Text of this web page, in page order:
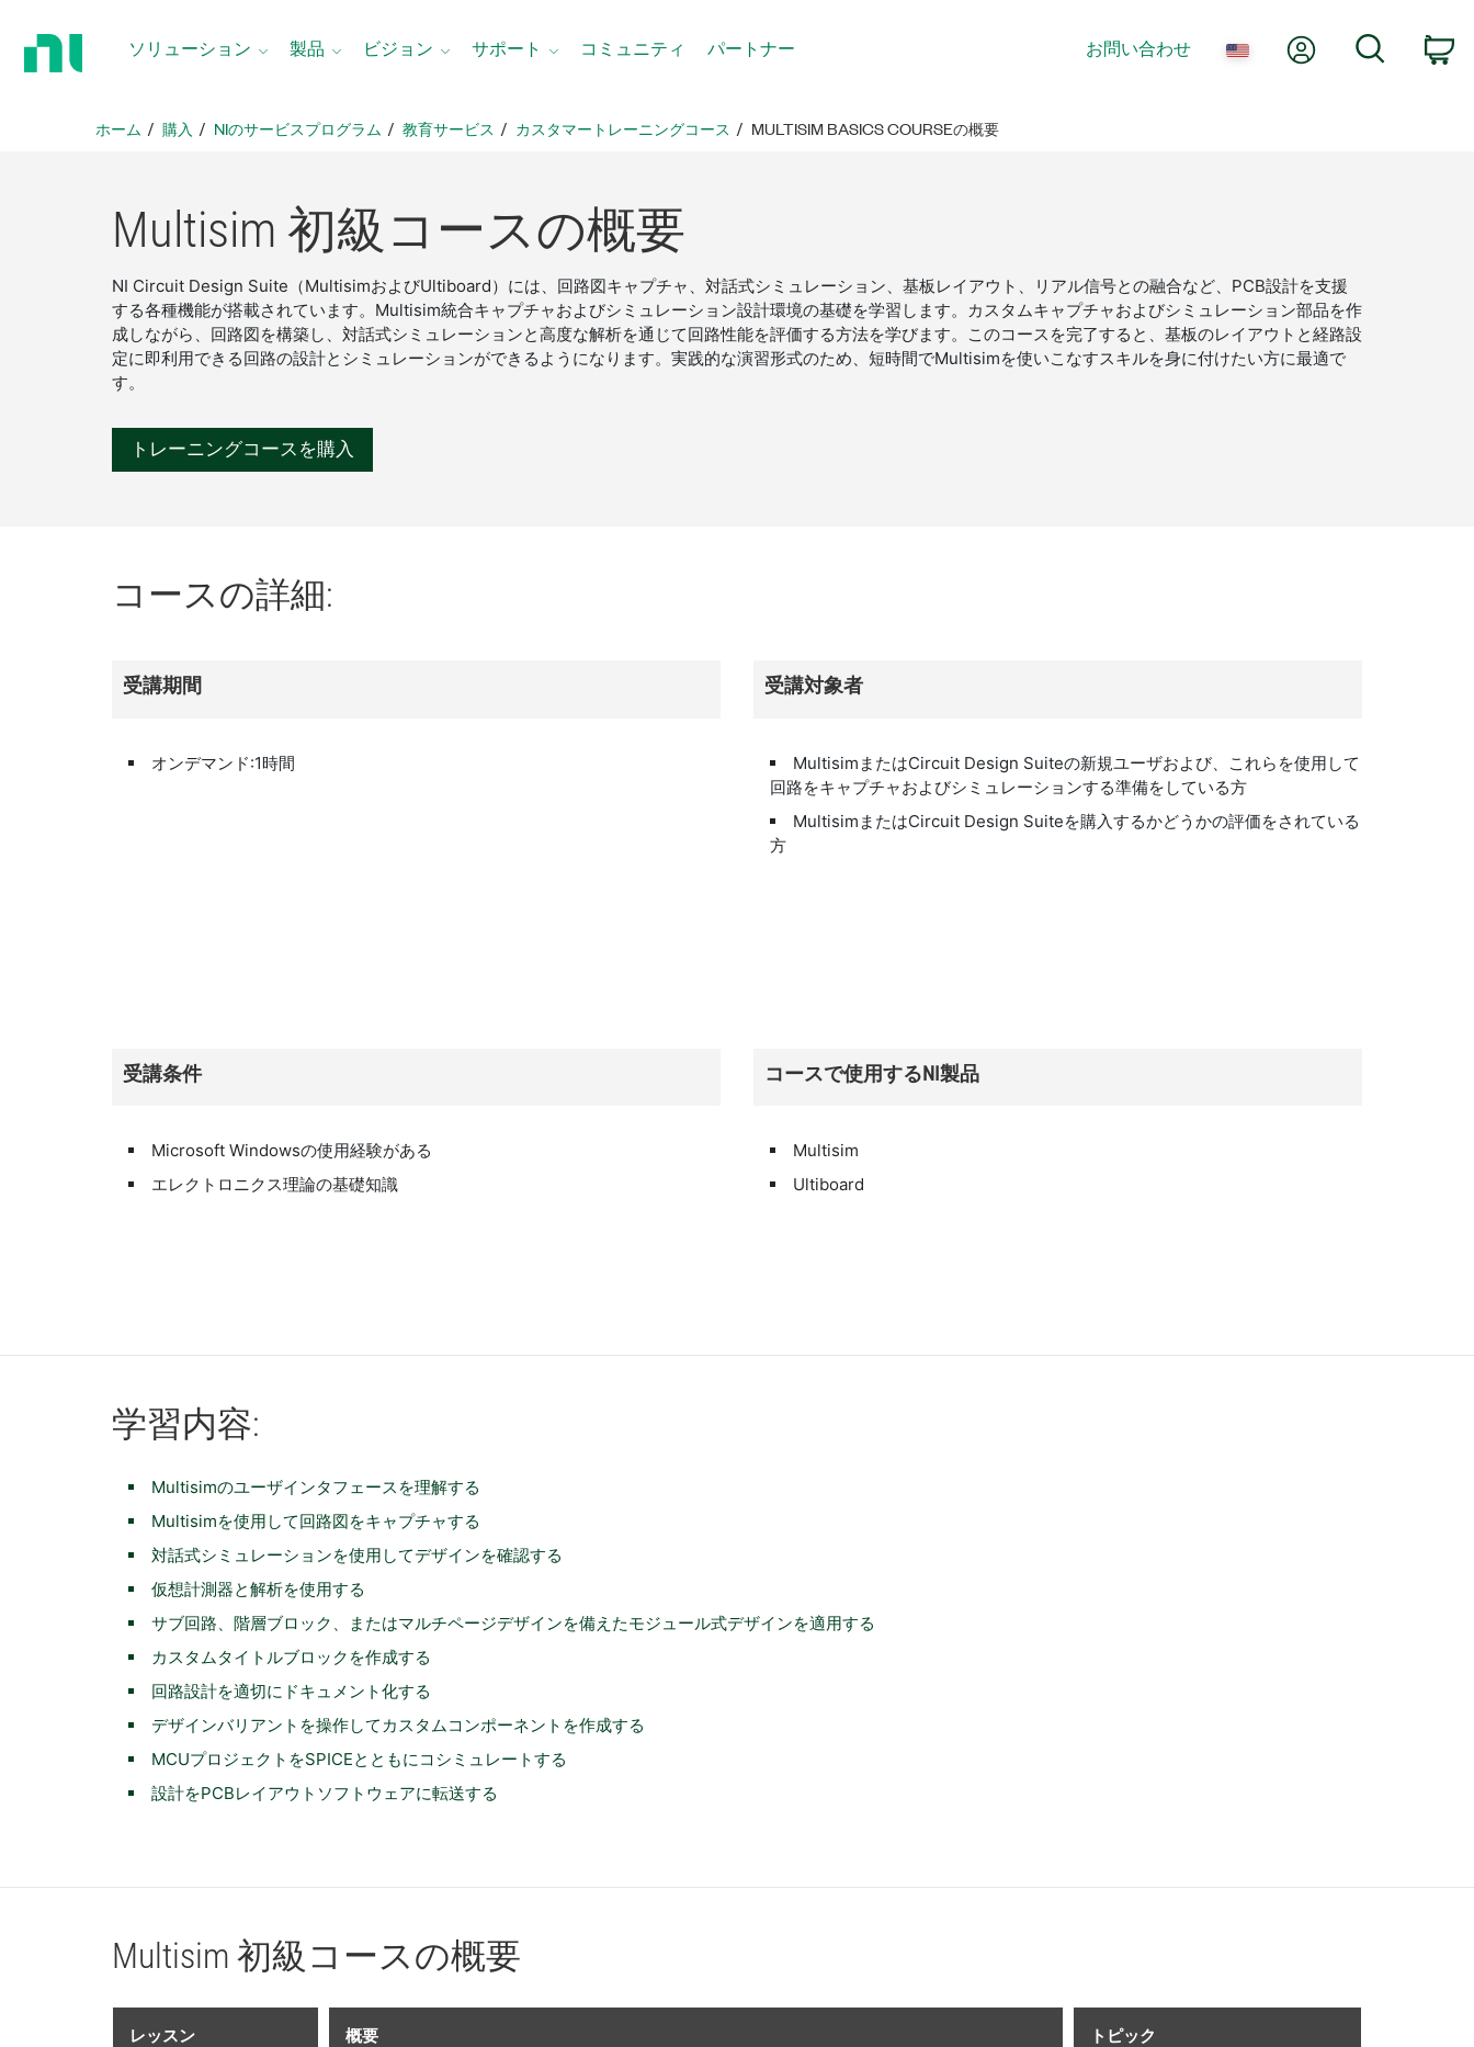
ソリューション 製品 ビジョン サポート コミュニティ パートナー お問い合わせ Myアカウント
ホーム 購入 NIのサービスプログラム 教育サービス カスタマートレーニングコース MULTISIM BASICS COURSEの概要
Multisim 初級 コースの概要
NI Circuit Design Suite（MultisimおよびUltiboard）には、回路図キャプチャ、対話式シミュレーション、基板レイアウト、リアル信号との融合など、PCB設計を支援
する各種機能が搭載されています。Multisim統合キャプチャおよびシミュレーション設計環境の基礎を学習します。カスタムキャプチャおよびシミュレーション部品を作
成しながら、回路図を構築し、対話式シミュレーションと高度な解析を通じて回路性能を評価する方法を学びます。このコースを完了すると、基板のレイアウトと経路設
定に即利用できる回路の設計とシミュレーションができるようになります。実践的な演習形式のため、短時間でMultisimを使いこなすスキルを身に付けたい方に最適で
す。
トレーニングコースを購入
コースの詳細:
受講期間
オンデマンド:1時間
受講対象者
MultisimまたはCircuit Design Suiteの新規ユーザおよび、これらを使用して
回路をキャプチャおよびシミュレーションする準備をしている方
MultisimまたはCircuit Design Suiteを購入するかどうかの評価をされている
方
受講条件
Microsoft Windowsの使用経験がある
エレクトロニクス理論の基礎知識
コースで使用するNI製品
Multisim
Ultiboard
学習内容:
Multisimのユーザインタフェースを理解する
Multisimを使用して回路図をキャプチャする
対話式シミュレーションを使用してデザインを確認する
仮想計測器と解析を使用する
サブ回路、階層ブロック、またはマルチページデザインを備えたモジュール式デザインを適用する
カスタムタイトルブロックを作成する
回路設計を適切にドキュメント化する
デザインバリアントを操作してカスタムコンポーネントを作成する
MCUプロジェクトをSPICEとともにコシミュレートする
設計をPCBレイアウトソフトウェアに転送する
Multisim 初級 コースの概要
レッスン 概要 トピック